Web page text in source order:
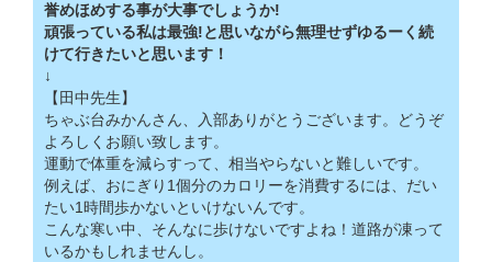
誉めほめする事が大事でしょうか!
頑張っている私は最強!と思いながら無理せずゆるーく続
けて行きたいと思います！
↓
【田中先生】
ちゃぶ台みかんさん、入部ありがとうございます。どうぞ
よろしくお願い致します。
運動で体重を減らすって、相当やらないと難しいです。
例えば、おにぎり1個分のカロリーを消費するには、だい
たい1時間歩かないといけないんです。
こんな寒い中、そんなに歩けないですよね！道路が凍って
いるかもしれませんし。